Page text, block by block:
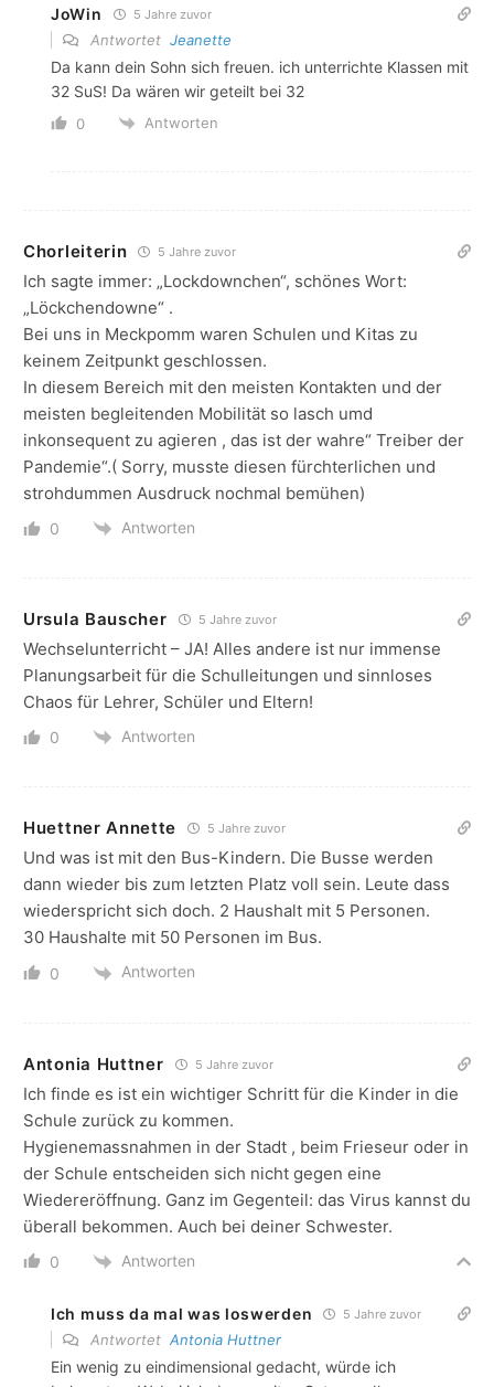
JoWin 5 Jahre zuvor
Antwortet Jeanette
Da kann dein Sohn sich freuen. ich unterrichte Klassen mit
32 SuS! Da wären wir geteilt bei 32
0 Antworten
Chorleiterin 5 Jahre zuvor
Ich sagte immer: „Lockdownchen“, schönes Wort:
„Löckchendowne“ .
Bei uns in Meckpomm waren Schulen und Kitas zu
keinem Zeitpunkt geschlossen.
In diesem Bereich mit den meisten Kontakten und der
meisten begleitenden Mobilität so lasch umd
inkonsequent zu agieren , das ist der wahre“ Treiber der
Pandemie“.( Sorry, musste diesen fürchterlichen und
strohdummen Ausdruck nochmal bemühen)
0 Antworten
Ursula Bauscher 5 Jahre zuvor
Wechselunterricht – JA! Alles andere ist nur immense
Planungsarbeit für die Schulleitungen und sinnloses
Chaos für Lehrer, Schüler und Eltern!
0 Antworten
Huettner Annette 5 Jahre zuvor
Und was ist mit den Bus-Kindern. Die Busse werden
dann wieder bis zum letzten Platz voll sein. Leute dass
wiederspricht sich doch. 2 Haushalt mit 5 Personen.
30 Haushalte mit 50 Personen im Bus.
0 Antworten
Antonia Huttner 5 Jahre zuvor
Ich finde es ist ein wichtiger Schritt für die Kinder in die
Schule zurück zu kommen.
Hygienemassnahmen in der Stadt , beim Frieseur oder in
der Schule entscheiden sich nicht gegen eine
Wiedereröffnung. Ganz im Gegenteil: das Virus kannst du
überall bekommen. Auch bei deiner Schwester.
0 Antworten
Ich muss da mal was loswerden 5 Jahre zuvor
Antwortet Antonia Huttner
Ein wenig zu eindimensional gedacht, würde ich